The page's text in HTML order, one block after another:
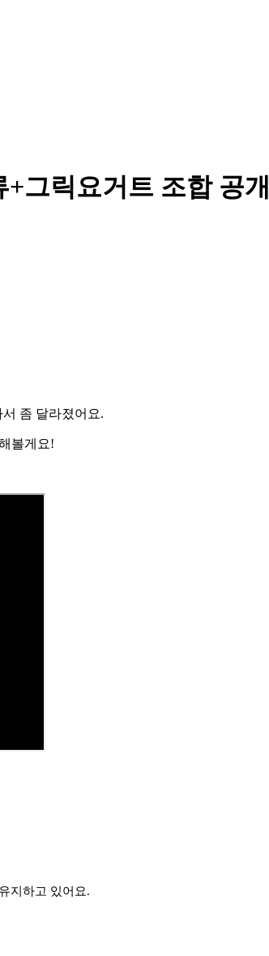
그릭요거트 조합 공개
좀 달라졌어요.
볼게요!
지하고 있어요.